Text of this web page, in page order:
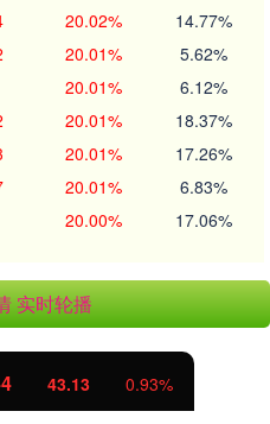
20.02% 14.77%
20.01% 5.62%
20.01% 6.12%
20.01% 18.37%
20.01% 17.26%
20.01% 6.83%
20.00% 17.06%
实时轮播
43.13 0.93%